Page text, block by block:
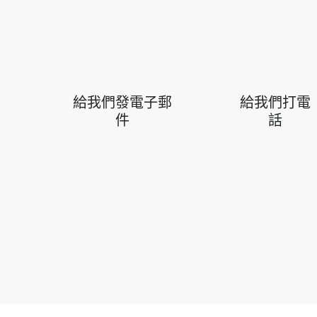
給我們發電子郵
件
給我們打電
話